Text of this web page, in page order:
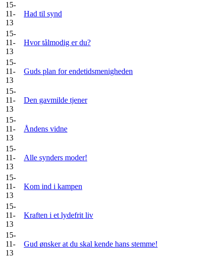
15-
11-
13
Had til synd
15-
11-
13
Hvor tålmodig er du?
15-
11-
13
Guds plan for endetidsmenigheden
15-
11-
13
Den gavmilde tjener
15-
11-
13
Åndens vidne
15-
11-
13
Alle synders moder!
15-
11-
13
Kom ind i kampen
15-
11-
13
Kraften i et lydefrit liv
15-
11-
13
Gud ønsker at du skal kende hans stemme!